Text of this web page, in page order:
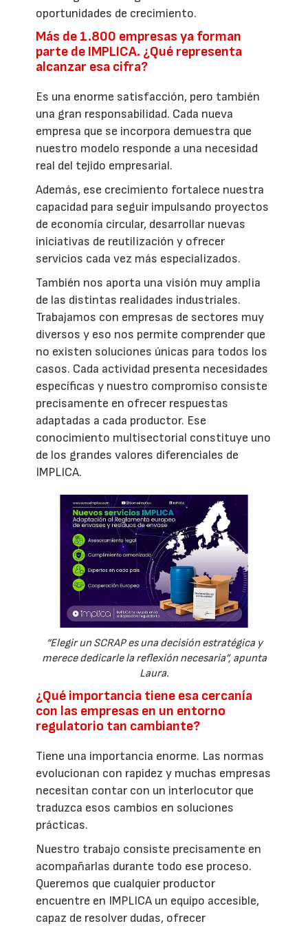
oportunidades de crecimiento.
Más de 1.800 empresas ya forman
parte de IMPLICA. ¿Qué representa
alcanzar esa cifra?
Es una enorme satisfacción, pero también
una gran responsabilidad. Cada nueva
empresa que se incorpora demuestra que
nuestro modelo responde a una necesidad
real del tejido empresarial.
Además, ese crecimiento fortalece nuestra
capacidad para seguir impulsando proyectos
de economía circular, desarrollar nuevas
iniciativas de reutilización y ofrecer
servicios cada vez más especializados.
También nos aporta una visión muy amplia
de las distintas realidades industriales.
Trabajamos con empresas de sectores muy
diversos y eso nos permite comprender que
no existen soluciones únicas para todos los
casos. Cada actividad presenta necesidades
específicas y nuestro compromiso consiste
precisamente en ofrecer respuestas
adaptadas a cada productor. Ese
conocimiento multisectorial constituye uno
de los grandes valores diferenciales de
IMPLICA.
“Elegir un SCRAP es una decisión estratégica y
merece dedicarle la reflexión necesaria”, apunta
Laura.
¿Qué importancia tiene esa cercanía
con las empresas en un entorno
regulatorio tan cambiante?
Tiene una importancia enorme. Las normas
evolucionan con rapidez y muchas empresas
necesitan contar con un interlocutor que
traduzca esos cambios en soluciones
prácticas.
Nuestro trabajo consiste precisamente en
acompañarlas durante todo ese proceso.
Queremos que cualquier productor
encuentre en IMPLICA un equipo accesible,
capaz de resolver dudas, ofrecer